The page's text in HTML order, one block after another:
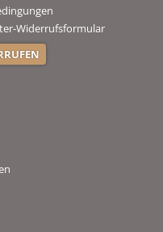
Widerrufsformular